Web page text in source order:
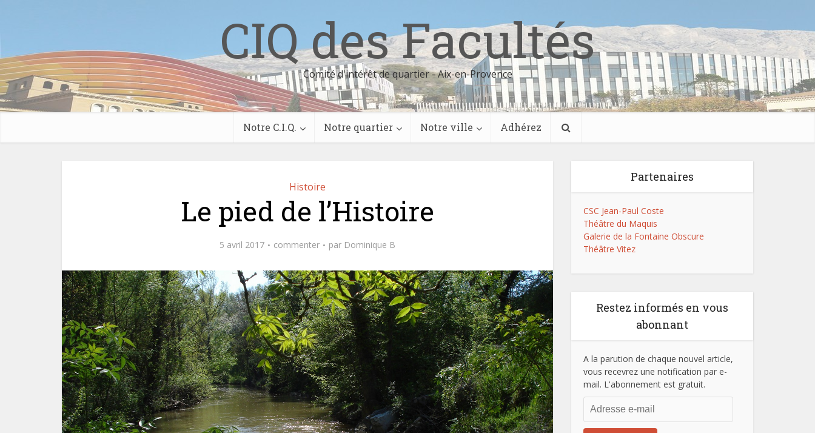
CIQ des Facultés
Comité d'intérêt de quartier - Aix-en-Provence
Notre C.I.Q. Notre quartier Notre ville Adhérez
Histoire
Le pied de l’Histoire
5 avril 2017 commenter par Dominique B
Partenaires
CSC Jean-Paul Coste
Théâtre du Maquis
Galerie de la Fontaine Obscure
Théâtre Vitez
Restez informés en vous
abonnant
A la parution de chaque nouvel article,
vous recevrez une notification par e-
mail. L'abonnement est gratuit.
Adresse
e-
mail